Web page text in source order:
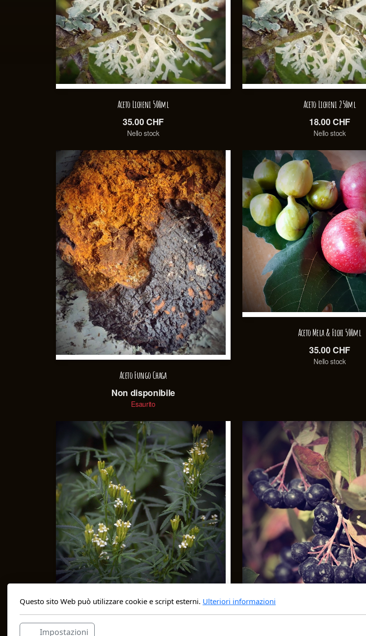
Aceto Licheni 500ml
35.00 CHF
Nello stock
Aceto Licheni 250ml
18.00 CHF
Nello stock
Aceto Fungo Chaga
Non disponibile
Esaurito
Aceto Mela & Fichi 500ml
35.00 CHF
Nello stock
Aceto Tagetes minuta 250ml
Questo sito Web può utilizzare cookie e script esterni. Ulteriori informazioni
Impostazioni